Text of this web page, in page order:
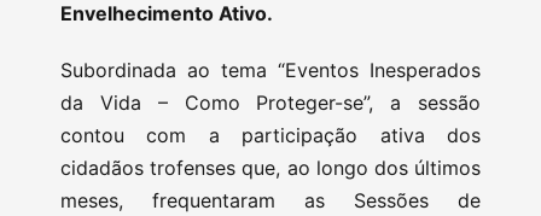
Envelhecimento Ativo.
Subordinada ao tema “Eventos Inesperados
da Vida – Como Proteger-se”, a sessão
contou com a participação ativa dos
cidadãos trofenses que, ao longo dos últimos
meses, frequentaram as Sessões de